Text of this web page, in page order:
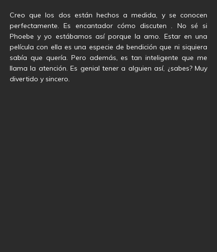
Creo que los dos están hechos a medida, y se conocen
perfectamente. Es encantador cómo discuten . No sé si
Phoebe y yo estábamos así porque la amo. Estar en una
película con ella es una especie de bendición que ni siquiera
sabía que quería. Pero además, es tan inteligente que me
llama la atención. Es genial tener a alguien así, ¿sabes? Muy
divertido y sincero.